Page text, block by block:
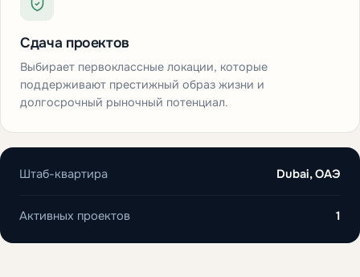
Сдача проектов
Выбирает первоклассные локации, которые
поддерживают престижный образ жизни и
долгосрочный рыночный потенциал.
Штаб-квартира Dubai, ОАЭ
Активных проектов 1